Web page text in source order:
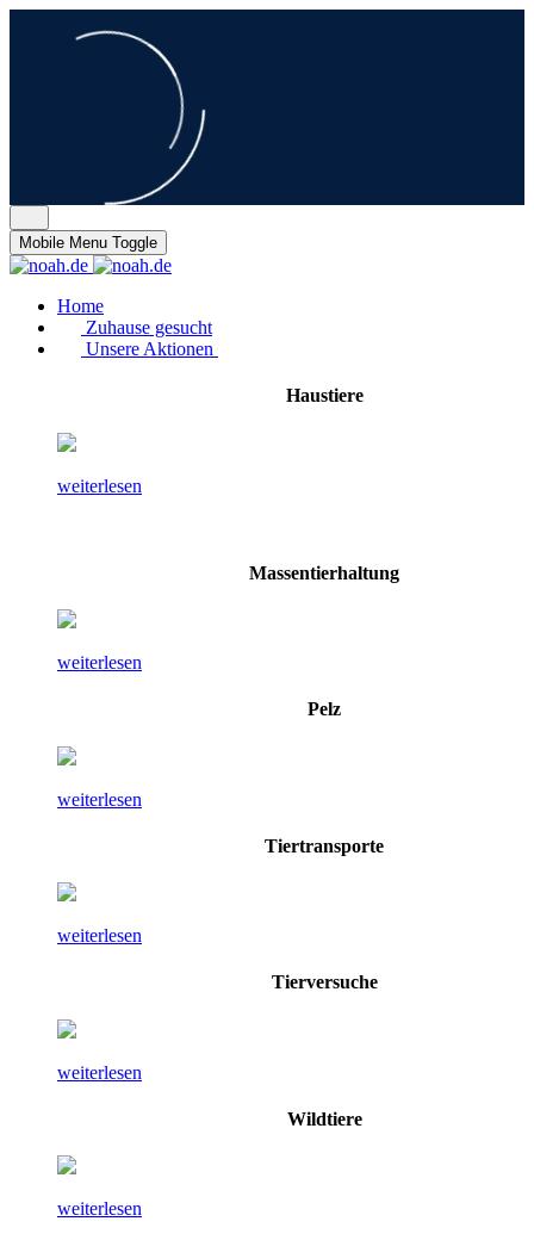
Mobile Menu Toggle
Home
Zuhause gesucht
Unsere Aktionen
Haustiere
weiterlesen
Massentierhaltung
weiterlesen
Pelz
weiterlesen
Tiertransporte
weiterlesen
Tierversuche
weiterlesen
Wildtiere
weiterlesen